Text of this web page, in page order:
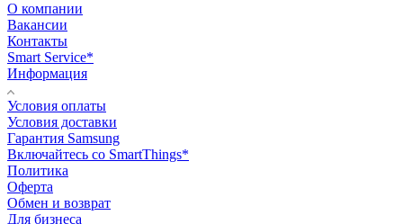
О компании
Вакансии
Контакты
Smart Service*
Информация
Условия оплаты
Условия доставки
Гарантия Samsung
Включайтесь со SmartThings*
Политика
Оферта
Обмен и возврат
Для бизнеса